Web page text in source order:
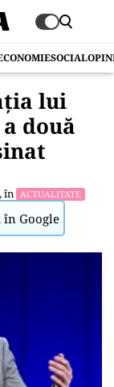
SOCIAL
lui
două
în ACTUALITATE
în Google